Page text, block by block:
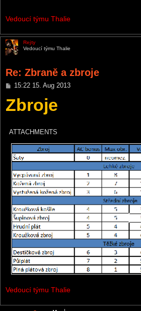
Vedoucí týmu Thalie
Rejty
Vedoucí týmu Thalie
Re: Zbraně a zbroje
P
s
t
15:22 15. Aug 2013
Zbroje
ATTACHMENTS
Vedoucí týmu Thalie